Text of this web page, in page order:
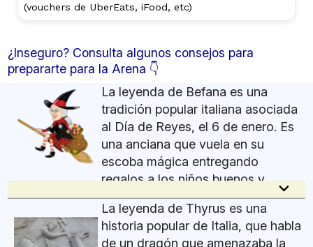
(vouchers de UberEats, iFood, etc)
¿Inseguro? Consulta algunos consejos para
prepararte para la Arena 👇
La leyenda de Befana es una
tradición popular italiana asociada
al Día de Reyes, el 6 de enero. Es
una anciana que vuela en su
escoba mágica entregando
regalos a los niños buenos y
carbón o carbón dulce a los traviesos. La historia
tiene raíces cristianas y cuenta que Befana se
encontró con los Reyes Magos camino a Belém,
keyboard_arrow_down
La leyenda de Thyrus es una
historia popular de Italia, que habla
de un dragón que amenazaba la